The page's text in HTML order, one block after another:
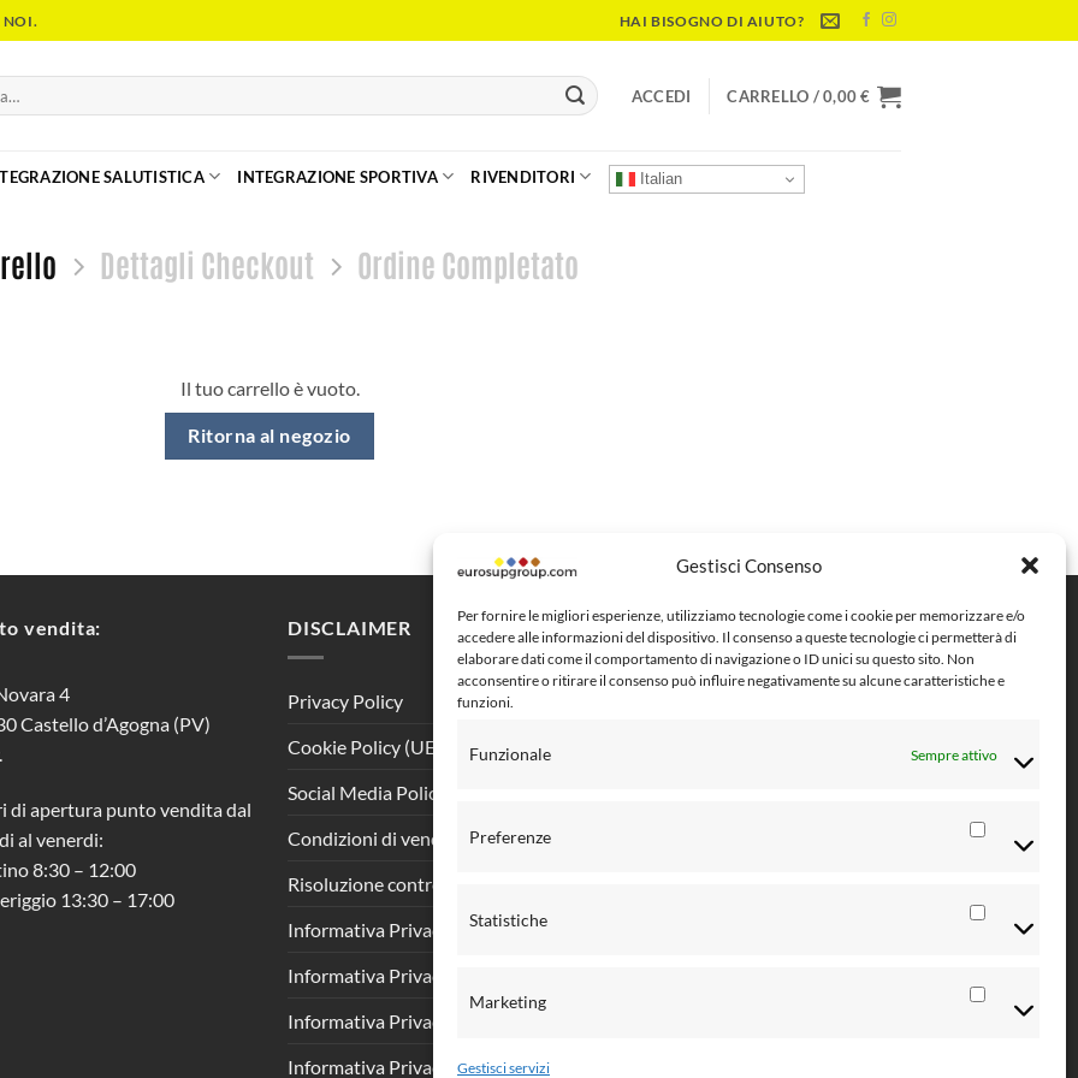
Gestisci Consenso
Per fornire le migliori esperienze, utilizziamo tecnologie come i cookie per memorizzare e/o
accedere alle informazioni del dispositivo. Il consenso a queste tecnologie ci permetterà di
elaborare dati come il comportamento di navigazione o ID unici su questo sito. Non
acconsentire o ritirare il consenso può influire negativamente su alcune caratteristiche e
funzioni.
Funzionale Sempre attivo
Preferenze Preferenze
Statistiche Statistiche
Marketing Marketing
Gestisci servizi
NOI. HAI BISOGNO DI AIUTO?
ACCEDI CARRELLO /0,00€
SALUTISTICA INTEGRAZIONE SPORTIVA RIVENDITORI Italian
Dettagli Checkout Ordine Completato
Il tuo carrello è vuoto.
Ritorna al negozio
vendita:
4
Castello d’Agogna (PV)
di apertura punto vendita dal
al venerdi:
8:30 – 12:00
13:30 – 17:00
DISCLAIMER
Privacy Policy
Cookie Policy (UE)
Social Media Policy
Condizioni di vendita al pubblico
Risoluzione controversie
Informativa Privacy clienti
Informativa Privacy fornitori
Informativa Privacy rivenditori
Informativa Privacy candidati CV
Metodi di pagamento